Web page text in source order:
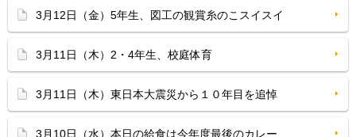
3月12日（金）5年生、図工の観賞糸のこスイスイ
3月11日（木）2・4年生、校庭体育
3月11日（木）東日本大震災から１０年目を追悼
3月10日（水）本日の給食は今年度最後のカレー